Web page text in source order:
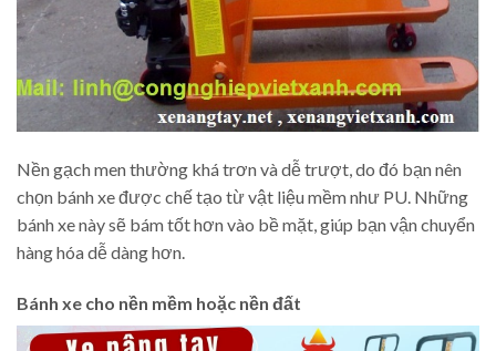
Nền gạch men thường khá trơn và dễ trượt, do đó bạn nên
chọn bánh xe được chế tạo từ vật liệu mềm như PU. Những
bánh xe này sẽ bám tốt hơn vào bề mặt, giúp bạn vận chuyển
hàng hóa dễ dàng hơn.
Bánh xe cho nền mềm hoặc nền đất